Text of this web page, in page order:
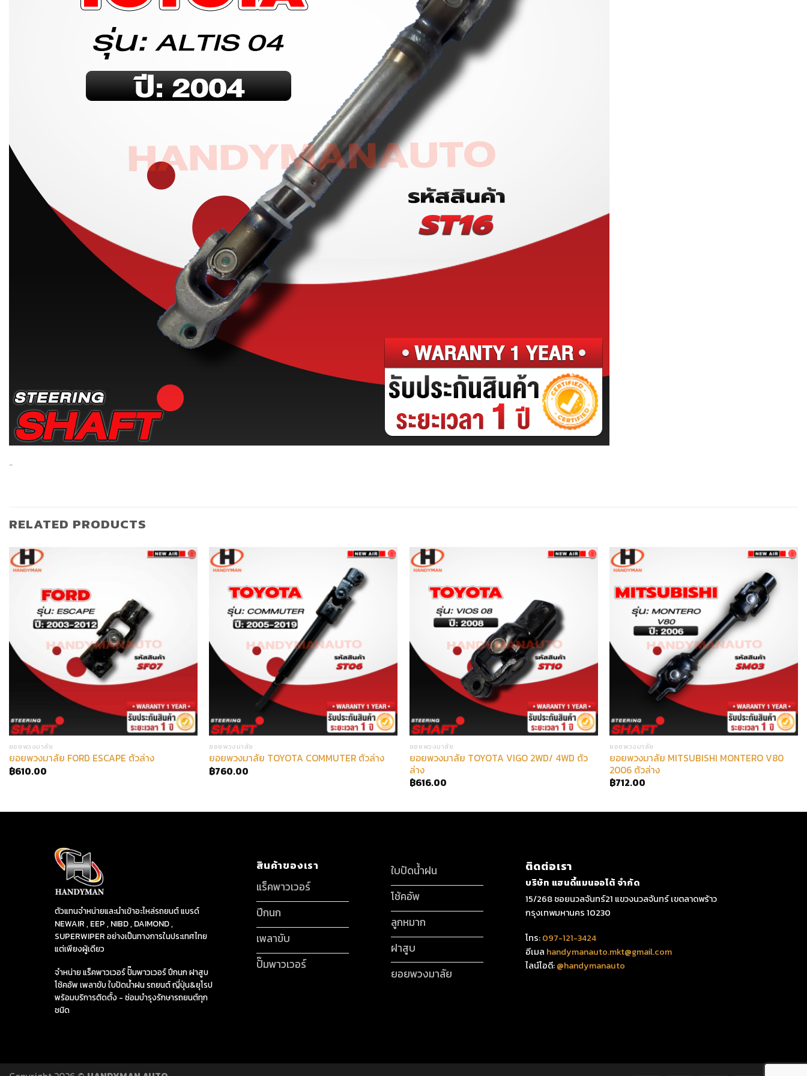
“
RELATED PRODUCTS
ยอยพวงมาลัย
ยอยพวงมาลัย FORD ESCAPE ตัวล่าง
฿610.00
ยอยพวงมาลัย
ยอยพวงมาลัย TOYOTA COMMUTER ตัวล่าง
฿760.00
ยอยพวงมาลัย
ยอยพวงมาลัย TOYOTA VIGO 2WD/ 4WD ตัว
ล่าง
฿616.00
ยอยพวงมาลัย
ยอยพวงมาลัย MITSUBISHI MONTERO V80
2006 ตัวล่าง
฿712.00
ตัวแทนจำหน่ายและนำเข้าอะไหล่รถยนต์ แบรด์
NEWAIR , EEP , NIBD , DAIMOND ,
SUPERWIPER อย่างเป็นทางการในประเทศไทย
แต่เพียงผู้เดียว
จำหน่าย แร็คพาวเวอร์ ปั๊มพาวเวอร์ ปีกนก ฝาสูบ
โช้คอัพ เพลาขับ ใบปัดน้ำฝน รถยนต์ ญี่ปุ่น&ยุโรป
พร้อมบริการติดตั้ง - ซ่อมบำรุงรักษารถยนต์ทุก
ชนิด
สินค้าของเรา
แร็คพาวเวอร์
ปีกนก
เพลาขับ
ปั๊มพาวเวอร์
ใบปัดน้ำฝน
โช้คอัพ
ลูกหมาก
ฝาสูบ
ยอยพวงมาลัย
ติดต่อเรา
บริษัท แฮนดี้แมนออโต้ จำกัด
15/268 ซอยนวลจันทร์21 แขวงนวลจันทร์ เขตลาดพร้าว
กรุงเทพมหานคร 10230
โทร:097-121-3424
อีเมล handymanauto.mkt@gmail.com
ไลน์ไอดี:@handymanauto